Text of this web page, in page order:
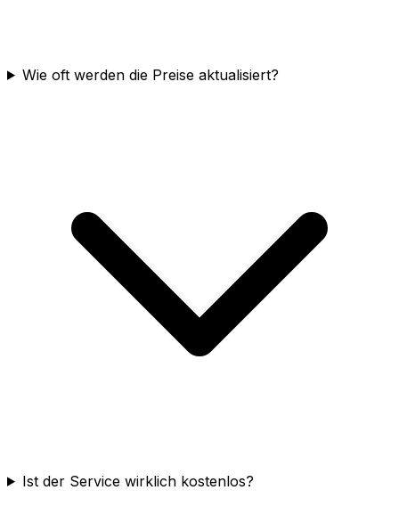
Wie oft werden die Preise aktualisiert?
Ist der Service wirklich kostenlos?